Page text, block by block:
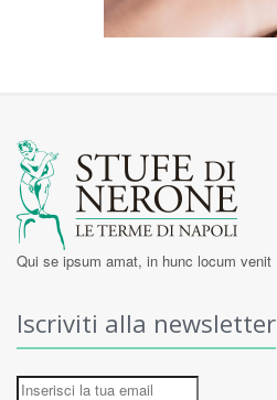
Qui se ipsum amat, in hunc locum venit
Iscriviti alla newsletter